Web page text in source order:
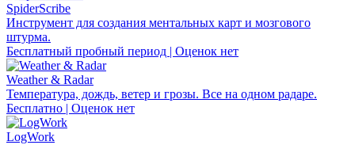
SpiderScribe
Инструмент для создания ментальных карт и мозгового
штурма.
Бесплатный пробный период | Оценок нет
Weather & Radar
Температура, дождь, ветер и грозы. Все на одном радаре.
Бесплатно | Оценок нет
LogWork